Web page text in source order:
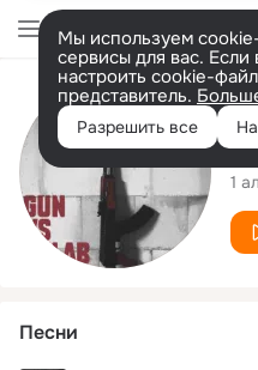
Мы используем
сервисы для вас. Если
настроить cookie-
представитель.
Разрешить все
1
Песни